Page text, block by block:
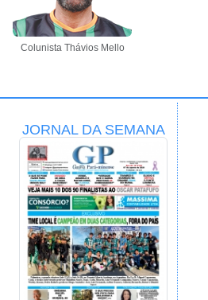
Colunista Thávios Mello
JORNAL DA SEMANA